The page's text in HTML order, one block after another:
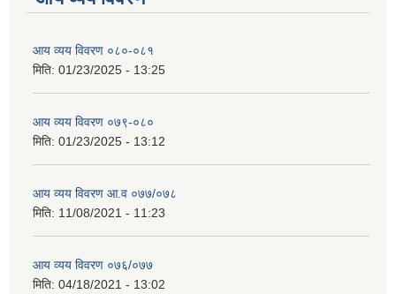
आय व्यय विवरण ०८०-०८१
मिति: 01/23/2025 - 13:25
आय व्यय विवरण ०७९-०८०
मिति: 01/23/2025 - 13:12
आय व्यय विवरण आ.व ०७७/०७८
मिति: 11/08/2021 - 11:23
आय व्यय विवरण ०७६/०७७
मिति: 04/18/2021 - 13:02